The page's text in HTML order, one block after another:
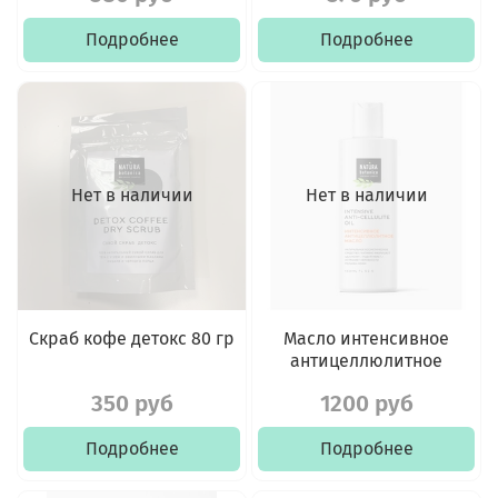
Подробнее Подробнее
Нет в наличии
Скраб кофе детокс 80 гр
350 руб
Подробнее
Нет в наличии
Масло интенсивное
антицеллюлитное
1200 руб
Подробнее